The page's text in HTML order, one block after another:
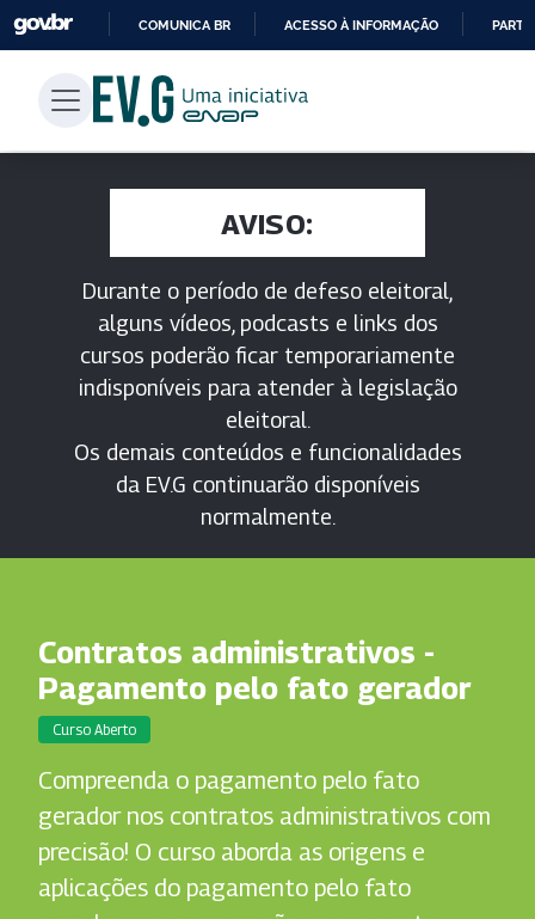
PARA
CONTEÚDO
COMUNICA BR ACESSO À INFORMAÇÃO
AVISO:
Durante o período de defeso eleitoral,
alguns vídeos, podcasts e links dos
cursos poderão ficar temporariamente
indisponíveis para atender à legislação
eleitoral.
Os demais conteúdos e funcionalidades
da EV.G continuarão disponíveis
normalmente.
Contratos administrativos -
Pagamento pelo fato gerador
Curso Aberto
Compreenda o pagamento pelo fato
gerador nos contratos administrativos com
precisão! O curso aborda as origens e
aplicações do pagamento pelo fato